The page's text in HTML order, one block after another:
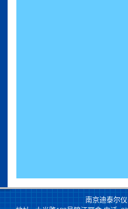
南京迪泰尔